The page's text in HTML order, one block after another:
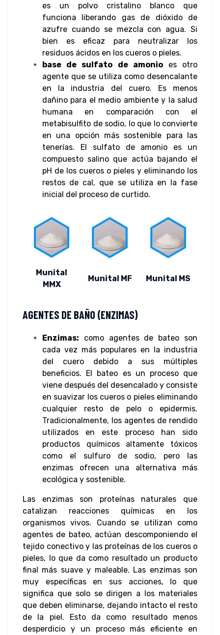
es un polvo cristalino blanco que
funciona liberando gas de dióxido de
azufre cuando se mezcla con agua. Si
bien es eficaz para neutralizar los
residuos ácidos en los cueros o pieles.
base de sulfato de amonioes otro
agente que se utiliza como desencalante
en la industria del cuero. Es menos
dañino para el medio ambiente y la salud
humana en comparación con el
metabisulfito de sodio, lo que lo convierte
en una opción más sostenible para las
tenerías. El sulfato de amonio es un
compuesto salino que actúa bajando el
pH de los cueros o pieles y eliminando los
restos de cal, que se utiliza en la fase
inicial del proceso de curtido.
Munital
MMX
Munital MF Munital MS
AGENTES DE BAÑO (ENZIMAS)
Enzimas: como agentes de bateo son
cada vez más populares en la industria
del cuero debido a sus múltiples
beneficios. El bateo es un proceso que
viene después del desencalado y consiste
en suavizar los cueros o pieles eliminando
cualquier resto de pelo o epidermis.
Tradicionalmente, los agentes de rendido
utilizados en este proceso han sido
productos químicos altamente tóxicos
como el sulfuro de sodio, pero las
enzimas ofrecen una alternativa más
ecológica y sostenible.
Las enzimas son proteínas naturales que
catalizan reacciones químicas en los
organismos vivos. Cuando se utilizan como
agentes de bateo, actúan descomponiendo el
tejido conectivo y las proteínas de los cueros o
pieles, lo que da como resultado un producto
final más suave y maleable. Las enzimas son
muy específicas en sus acciones, lo que
significa que solo se dirigen a los materiales
que deben eliminarse, dejando intacto el resto
de la piel. Esto da como resultado menos
desperdicio y un proceso más eficiente en